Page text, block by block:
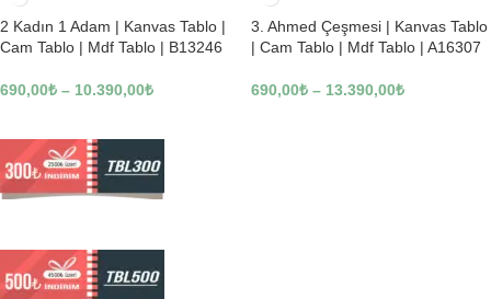
2 Kadın 1 Adam | Kanvas Tablo |
Cam Tablo | Mdf Tablo | B13246
690,00₺ – 10.390,00₺
3. Ahmed Çeşmesi | Kanvas Tablo
| Cam Tablo | Mdf Tablo | A16307
690,00₺ – 13.390,00₺